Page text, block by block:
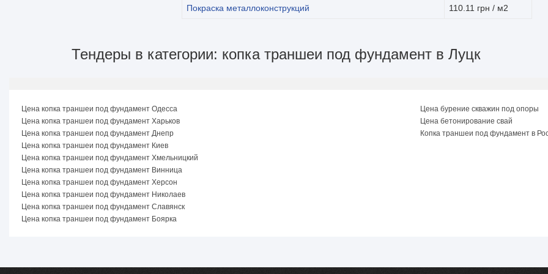
Покраска металлоконструкций 110.11 грн / м2
Тендеры в категории: копка траншеи под фундамент в Луцк
Цена копка траншеи под фундамент Одесса
Цена копка траншеи под фундамент Харьков
Цена копка траншеи под фундамент Днепр
Цена копка траншеи под фундамент Киев
Цена копка траншеи под фундамент Хмельницкий
Цена копка траншеи под фундамент Винница
Цена копка траншеи под фундамент Херсон
Цена копка траншеи под фундамент Николаев
Цена копка траншеи под фундамент Славянск
Цена копка траншеи под фундамент Боярка
Цена бурение скважин под опоры
Цена бетонирование свай
Копка траншеи под фундамент в